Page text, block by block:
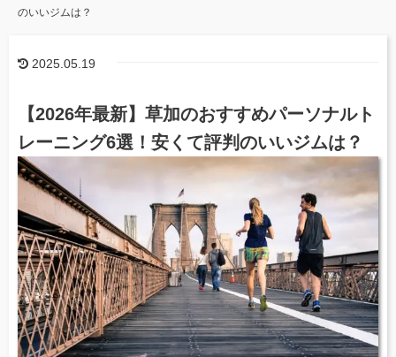
のいいジムは？
2025.05.19
【2026年最新】草加のおすすめパーソナルト
レーニング6選！安くて評判のいいジムは？